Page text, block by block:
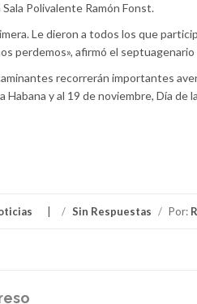
Polivalente Ramón Fonst.
Le dieron a todos los que
perdemos», afirmó el
recorrerán importantes
Habana y al 19 de noviembre, Día de
/ Sin Respuestas / Por: